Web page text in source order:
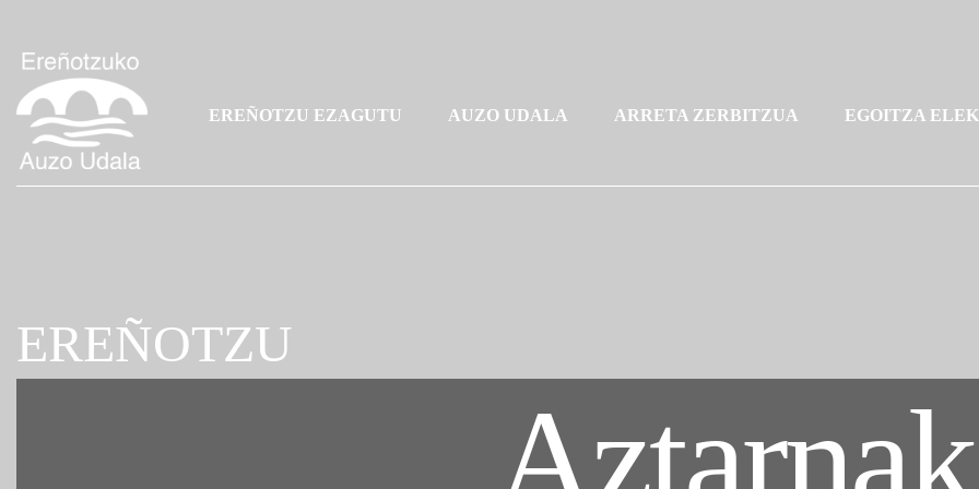
EREÑOTZU EZAGUTU AUZO UDALA ARRETA ZERBITZUA EGOITZA
EREÑOTZU